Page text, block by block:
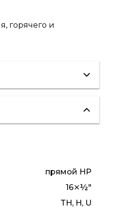
горячего и
отопление
прямой НР
16⨯½"
TH, H, U